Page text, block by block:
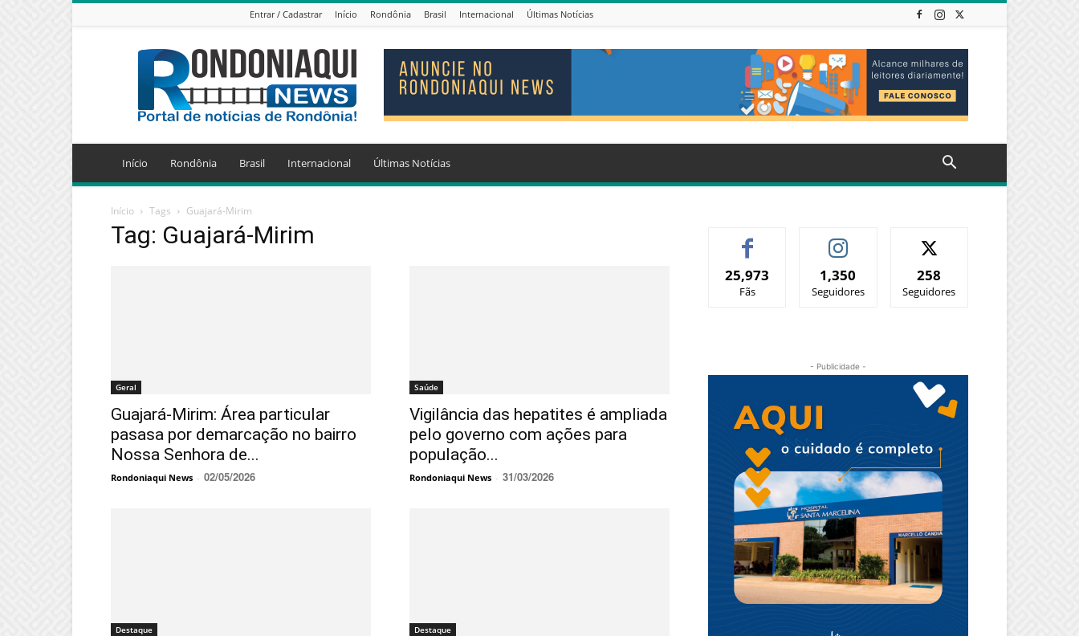
Entrar / Cadastrar Início Rondônia Brasil Internacional Últimas Notícias
Jornal
Eletrônico
Rondoniaqui
News
Início Rondônia Brasil Internacional Últimas Notícias
Início Tags Guajará-Mirim
Tag: Guajará-Mirim
Geral
Guajará-Mirim: Área particular
pasasa por demarcação no bairro
Nossa Senhora de...
Rondoniaqui News - 02/05/2026
Saúde
Vigilância das hepatites é ampliada
pelo governo com ações para
população...
Rondoniaqui News - 31/03/2026
Destaque Destaque
25,973
Fãs
1,350
Seguidores
258
Seguidores
- Publicidade -